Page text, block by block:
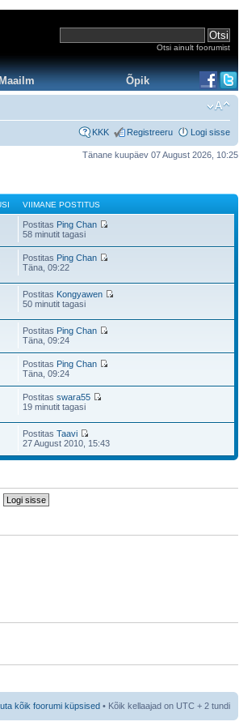
Otsi ainult foorumist
Õpik
KKK Registreeru Logi sisse
Tänane kuupäev 07 August 2026, 10:25
VIIMANE POSTITUS
Postitas Ping Chan
58 minutit tagasi
Postitas Ping Chan
Täna, 09:22
Postitas Kongyawen
50 minutit tagasi
Postitas Ping Chan
Täna, 09:24
Postitas Ping Chan
Täna, 09:24
Postitasswara55
19 minutit tagasi
PostitasTaavi
27 August 2010, 15:43
kõik foorumi küpsised • Kõik kellaajad on UTC + 2 tundi